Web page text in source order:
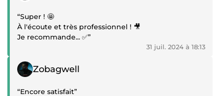
“Super ! 🤩
À l'écoute et très professionnel ! 🎥
Je recommande... ✅”
31 juil. 2024 à 18:13
Témoignage positif
Zobagwell
“Encore satisfait”